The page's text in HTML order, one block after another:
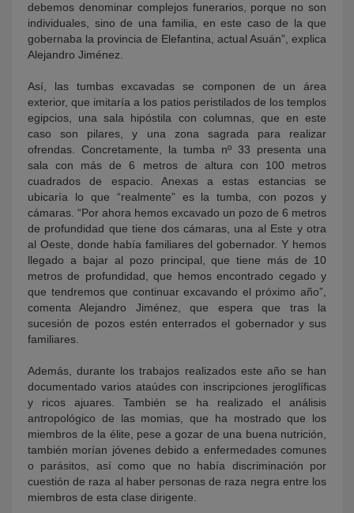
debemos denominar complejos funerarios, porque no son
individuales, sino de una familia, en este caso de la que
gobernaba la provincia de Elefantina, actual Asuán”, explica
Alejandro Jiménez.
Así, las tumbas excavadas se componen de un área
exterior, que imitaría a los patios peristilados de los templos
egipcios, una sala hipóstila con columnas, que en este
caso son pilares, y una zona sagrada para realizar
ofrendas. Concretamente, la tumba nº 33 presenta una
sala con más de 6 metros de altura con 100 metros
cuadrados de espacio. Anexas a estas estancias se
ubicaría lo que “realmente” es la tumba, con pozos y
cámaras. “Por ahora hemos excavado un pozo de 6 metros
de profundidad que tiene dos cámaras, una al Este y otra
al Oeste, donde había familiares del gobernador. Y hemos
llegado a bajar al pozo principal, que tiene más de 10
metros de profundidad, que hemos encontrado cegado y
que tendremos que continuar excavando el próximo año”,
comenta Alejandro Jiménez, que espera que tras la
sucesión de pozos estén enterrados el gobernador y sus
familiares.
Además, durante los trabajos realizados este año se han
documentado varios ataúdes con inscripciones jeroglíficas
y ricos ajuares. También se ha realizado el análisis
antropológico de las momias, que ha mostrado que los
miembros de la élite, pese a gozar de una buena nutrición,
también morían jóvenes debido a enfermedades comunes
o parásitos, así como que no había discriminación por
cuestión de raza al haber personas de raza negra entre los
miembros de esta clase dirigente.